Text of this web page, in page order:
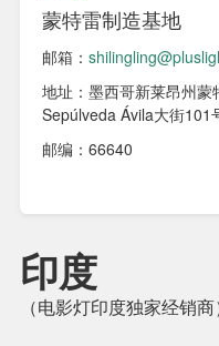
蒙特雷制造基地
邮箱：
地址：墨西哥新莱昂州
Sepúlveda Ávila大街101
邮编：66640
印度
（电影灯印度独家经销商